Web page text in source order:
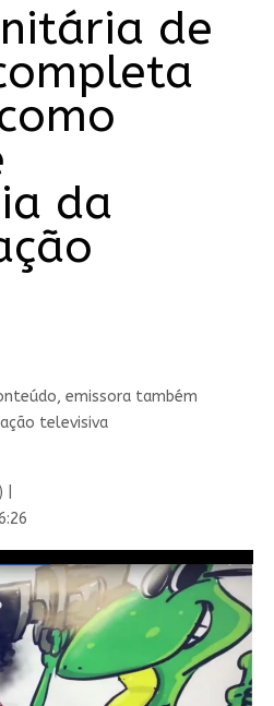
de
da
emissora também
televisiva